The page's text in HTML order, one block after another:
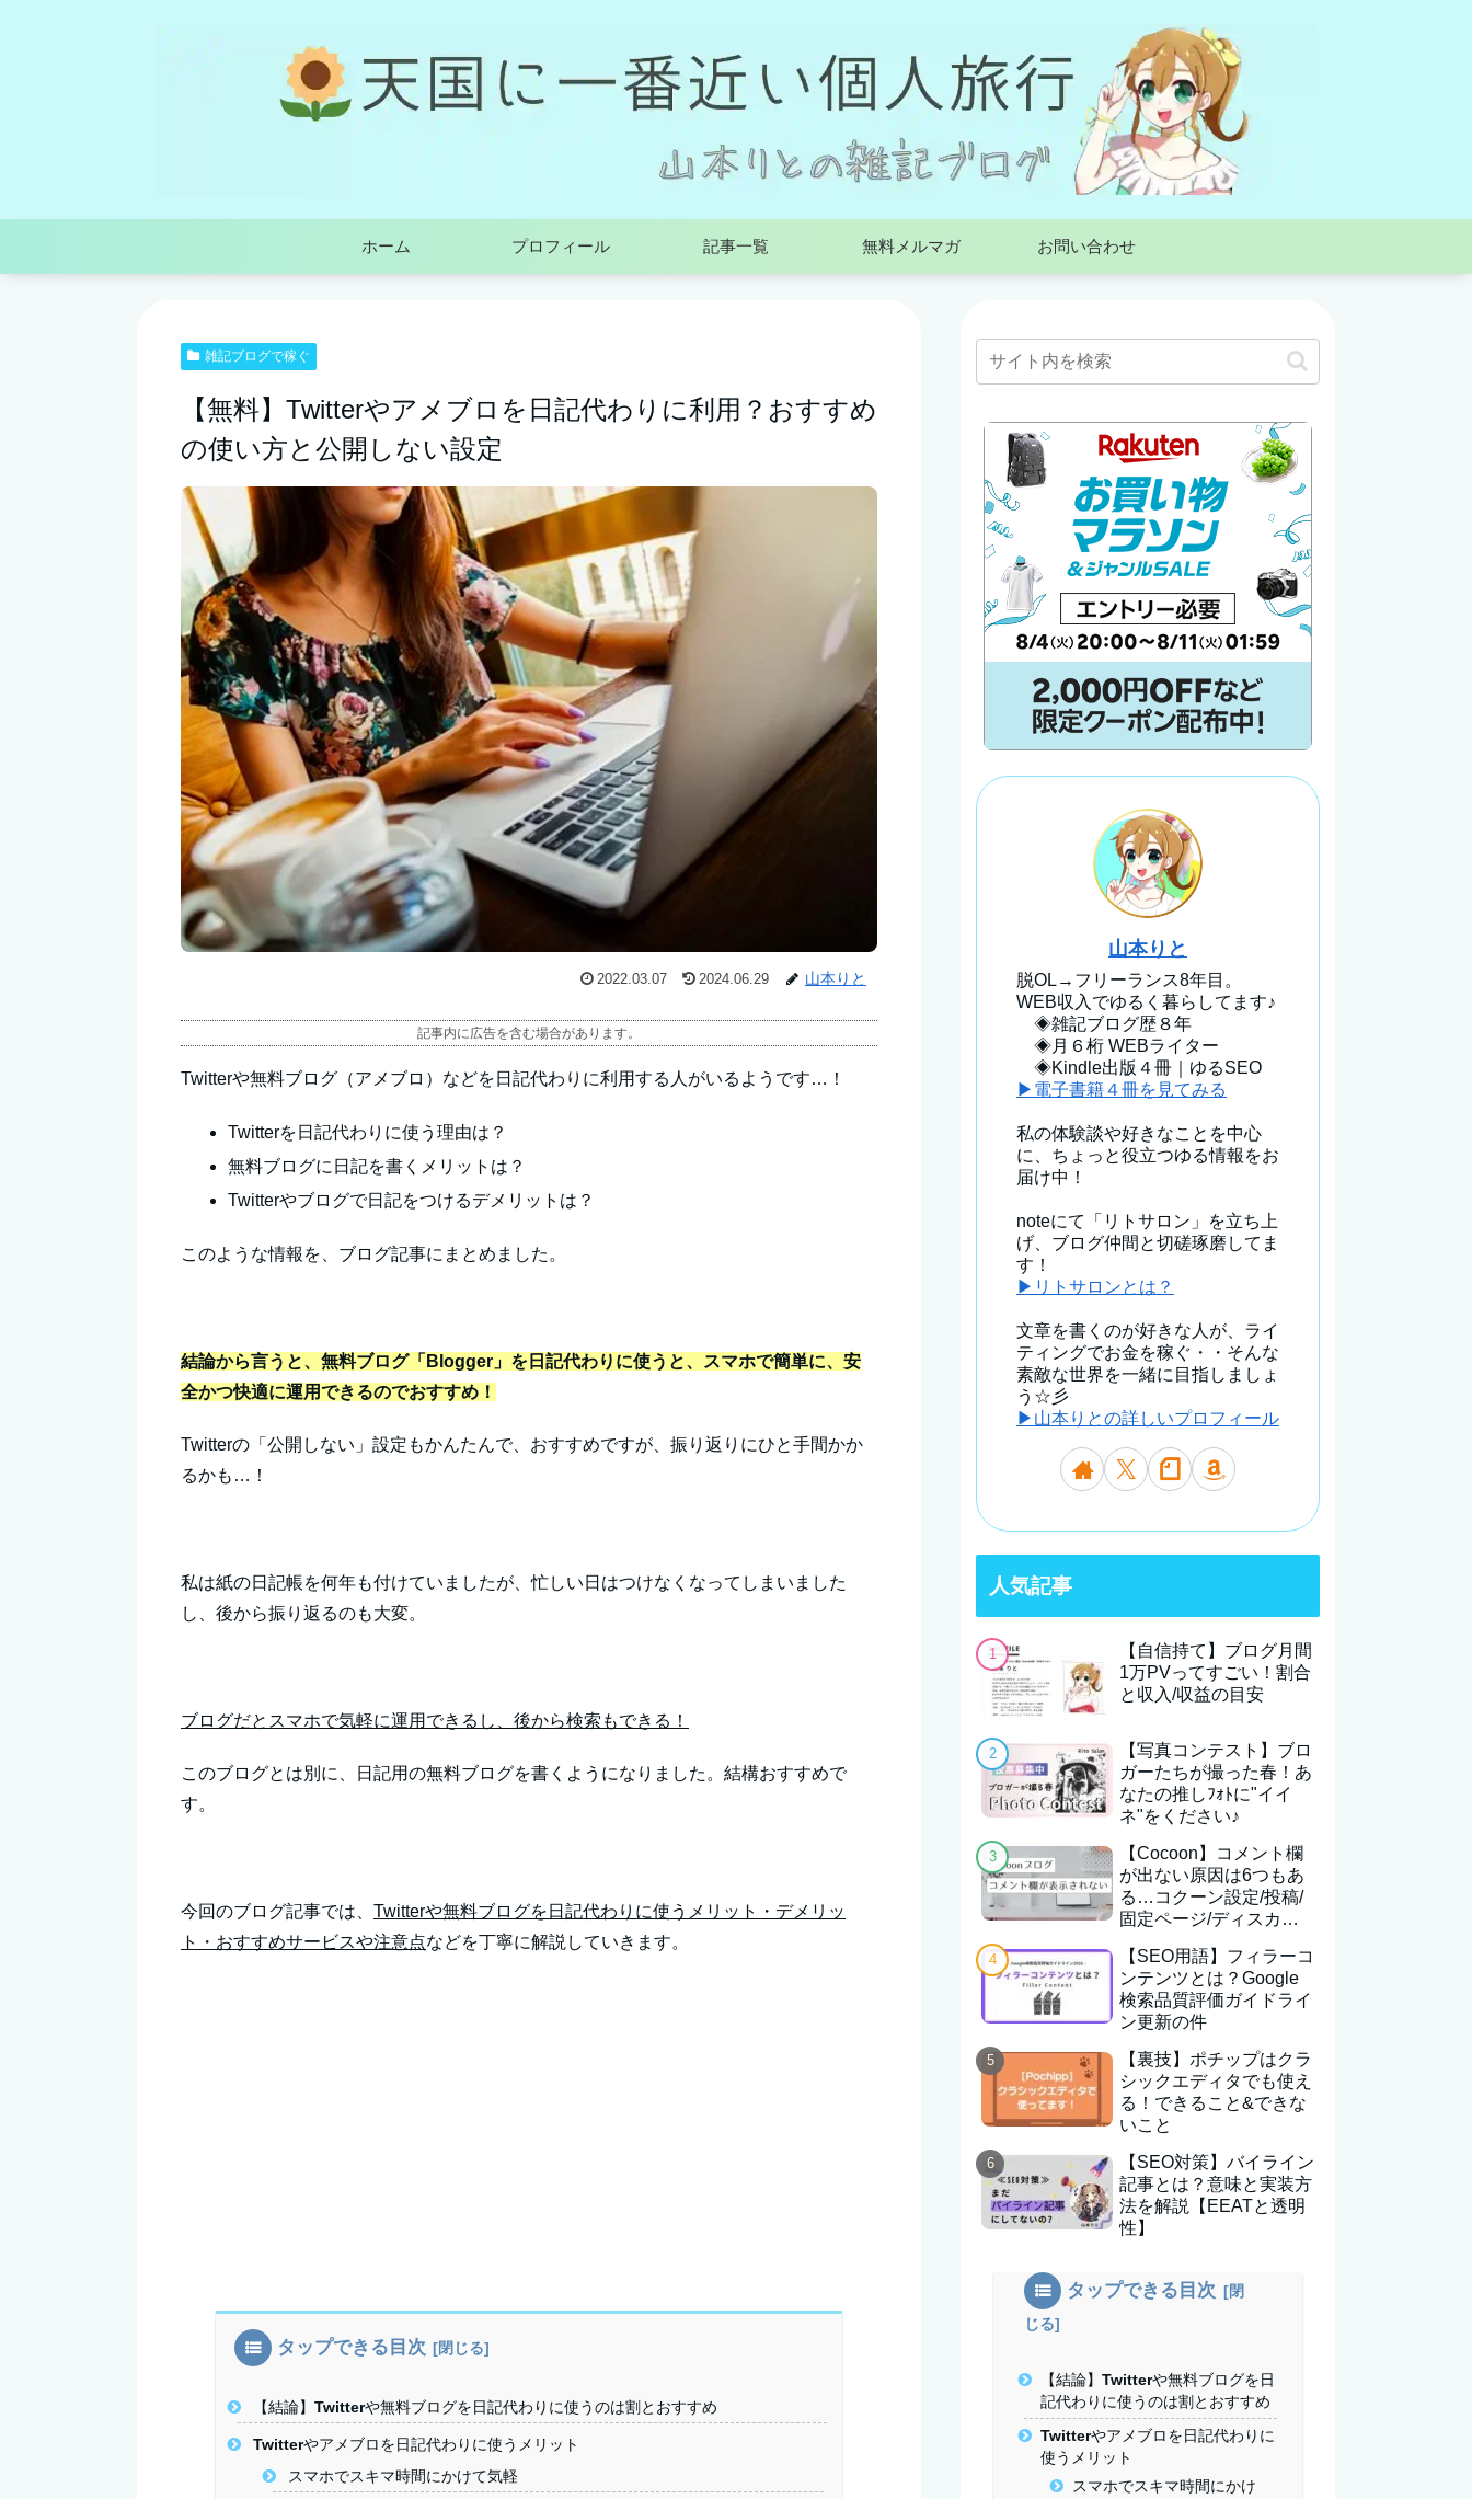
ホーム プロフィール 記事一覧 無料メルマガ お問い合わせ
雑記ブログで稼ぐ
【無料】Twitterやアメブロを日記代わりに利用？おすすめ
の使い方と公開しない設定
2022.03.07 2024.06.29 山本りと
記事内に広告を含む場合があります。
Twitterや無料ブログ（アメブロ）などを日記代わりに利用する人がいるようです…！
Twitterを日記代わりに使う理由は？
無料ブログに日記を書くメリットは？
Twitterやブログで日記をつけるデメリットは？
このような情報を、ブログ記事にまとめました。
結論から言うと、無料ブログ「Blogger」を日記代わりに使うと、スマホで簡単に、安
全かつ快適に運用できるのでおすすめ！
Twitterの「公開しない」設定もかんたんで、おすすめですが、振り返りにひと手間かか
るかも…！
私は紙の日記帳を何年も付けていましたが、忙しい日はつけなくなってしまいました
し、後から振り返るのも大変。
ブログだとスマホで気軽に運用できるし、後から検索もできる！
このブログとは別に、日記用の無料ブログを書くようになりました。結構おすすめで
す。
今回のブログ記事では、 Twitterや無料ブログを日記代わりに使うメリット・デメリッ
ト・おすすめサービスや注意点などを丁寧に解説していきます。
タップできる目次
【結論】Twitterや無料ブログを日記代わりに使うのは割とおすすめ
Twitterやアメブロを日記代わりに使うメリット
スマホでスキマ時間にかけて気軽
山本りと
脱OL→フリーランス8年目。
WEB収入でゆるく暮らしてます♪
◈雑記ブログ歴８年
◈月６桁 WEBライター
◈Kindle出版４冊｜ゆるSEO
▶電子書籍４冊を見てみる
私の体験談や好きなことを中心
に、ちょっと役立つゆる情報をお
届け中！
noteにて「リトサロン」を立ち上
げ、ブログ仲間と切磋琢磨してま
す！
▶リトサロンとは？
文章を書くのが好きな人が、ライ
ティングでお金を稼ぐ・・そんな
素敵な世界を一緒に目指しましょ
う☆彡
▶山本りとの詳しいプロフィール
人気記事
【自信持て】ブログ月間
1万PVってすごい！割合
と収入/収益の目安
【写真コンテスト】ブロ
ガーたちが撮った春！あ
なたの推しﾌｫﾄに"イイ
ネ"をください♪
【Cocoon】コメント欄
が出ない原因は6つもあ
る…コクーン設定/投稿/
固定ページ/ディスカッ
【SEO用語】フィラーコ
ンテンツとは？Google
検索品質評価ガイドライ
ン更新の件
【裏技】ポチップはクラ
シックエディタでも使え
る！できること&できな
いこと
【SEO対策】バイライン
記事とは？意味と実装方
法を解説【EEATと透明
性】
タップできる目次
【結論】Twitterや無料ブログを日
記代わりに使うのは割とおすすめ
Twitterやアメブロを日記代わりに
使うメリット
スマホでスキマ時間にかけ